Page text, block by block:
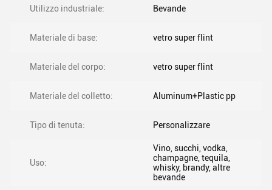
Utilizzo industriale: Bevande
Materiale di base: vetro super flint
Materiale del corpo: vetro super flint
Materiale del colletto: Aluminum+Plastic pp
Tipo di tenuta: Personalizzare
Uso:
Vino, succhi, vodka,
champagne, tequila,
whisky, brandy, altre
bevande